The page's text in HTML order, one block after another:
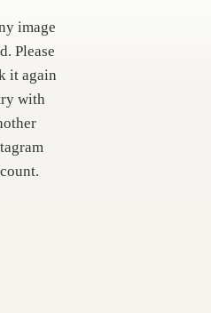
image
Please
it again
with